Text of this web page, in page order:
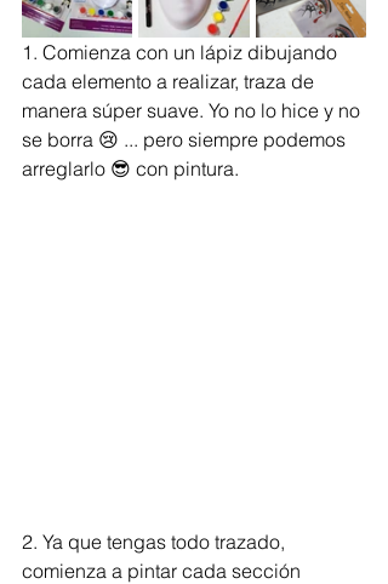
1. Comienza con un lápiz dibujando
cada elemento a realizar, traza de
manera súper suave. Yo no lo hice y no
se borra 😢 ... pero siempre podemos
arreglarlo 😎 con pintura.
2. Ya que tengas todo trazado,
comienza a pintar cada sección